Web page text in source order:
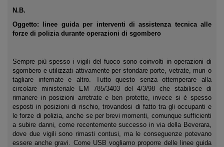
N.B.
Oggetto: linee guida per interventi di assistenza tecnica alle
forze di polizia durante operazioni di sgombero
Sempre più spesso i vigili del fuoco sono coinvolti in operazioni di
sgombero e utilizzati attivamente per sfondare porte, vetrate, muri o
tagliare inferriate e altro. Tutto questo senza ottemperare alla
circolare ministeriale EM 785/3403 del 4/3/98
che stabilisce di
rimanere in posizioni arretrate e ben protette, invece si è spesso
esposti in posizioni di rischio, trovandosi di fatto tra gli occupanti e
le forze di polizia, anche se per brevi momenti, comunque sufficienti
a subire danni, come recentemente successo in via della Beverara,
dove due vigili sono rimasti contusi, ma le conseguenze potevano
essere anche gravi. Come USB vogliamo proporre delle linee guida